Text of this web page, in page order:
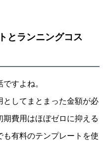
とランニングコス
すよね。
してまとまった金額が必
費用はほぼゼロに抑える
も有料のテンプレートを使